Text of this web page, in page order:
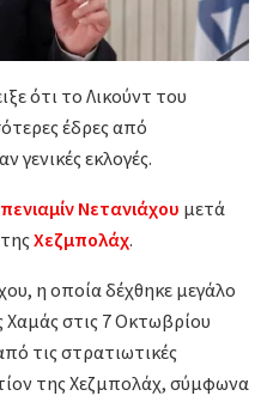
ότι το Λικούντ του
έδρες από
γενικές εκλογές.
Νετανιάχου μετά
Χεζμπολάχ.
η οποία δέχθηκε μεγάλο
Χαμάς στις 7 Οκτωβρίου
τις στρατιωτικές
της Χεζμπολάχ, σύμφωνα